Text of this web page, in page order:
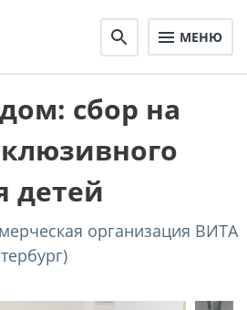
МЕНЮ
сбор на
детей
организация ВИТА